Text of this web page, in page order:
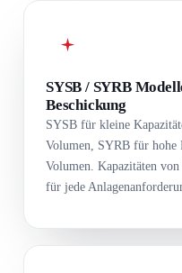
SYSB / SYRB
Beschickung
SYSB für kleine
Volumen, SYRB für hohe
Volumen. Kapazitäten
für jede